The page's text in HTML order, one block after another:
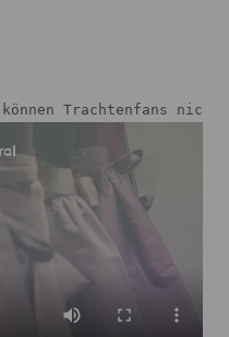
können Trachtenfans nicht